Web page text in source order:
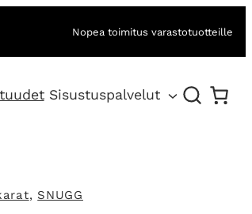
Nopea toimitus varastotuotteille
Sisustuspalvelut
, SNUGG